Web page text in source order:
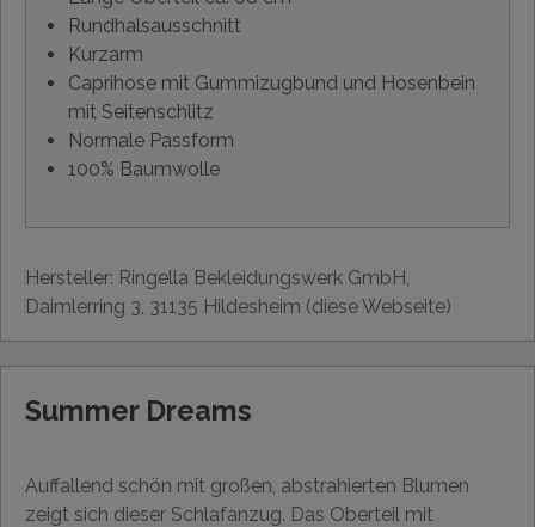
Rundhalsausschnitt
Kurzarm
Caprihose mit Gummizugbund und Hosenbein
mit Seitenschlitz
Normale Passform
100% Baumwolle
Hersteller: Ringella Bekleidungswerk GmbH,
Daimlerring 3, 31135 Hildesheim (diese Webseite)
Summer Dreams
Auffallend schön mit großen, abstrahierten Blumen
zeigt sich dieser Schlafanzug. Das Oberteil mit